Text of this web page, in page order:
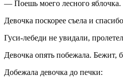
— Поешь моего лесного яблочка.
Девочка поскорее съела и
Гуси-лебеди не увидали,
Девочка опять побежала. Бежит,
Добежала девочка до печки: